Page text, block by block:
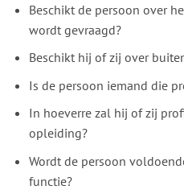
Beschikt de persoon over
wordt gevraagd?
Beschikt hij of zij over
Is de persoon iemand die
In hoeverre zal hij of zij
opleiding?
Wordt de persoon
functie?